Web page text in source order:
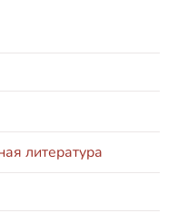
литература